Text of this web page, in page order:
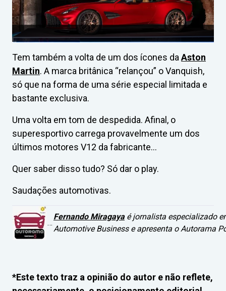
Tem também a volta de um dos ícones da Aston
Martin. A marca britânica “relançou” o Vanquish,
só que na forma de uma série especial limitada e
bastante exclusiva.
Uma volta em tom de despedida. Afinal, o
superesportivo carrega provavelmente um dos
últimos motores V12 da fabricante…
Quer saber disso tudo? Só dar o play.
Saudações automotivas.
…
Fernando Miragayaé jornalista especializado
Automotive Business e apresenta o Autorama
*Este texto traz a opinião do autor e não reflete,